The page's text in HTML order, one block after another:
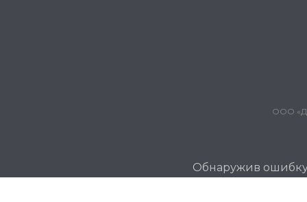
ООО
Обнаружив ошибку